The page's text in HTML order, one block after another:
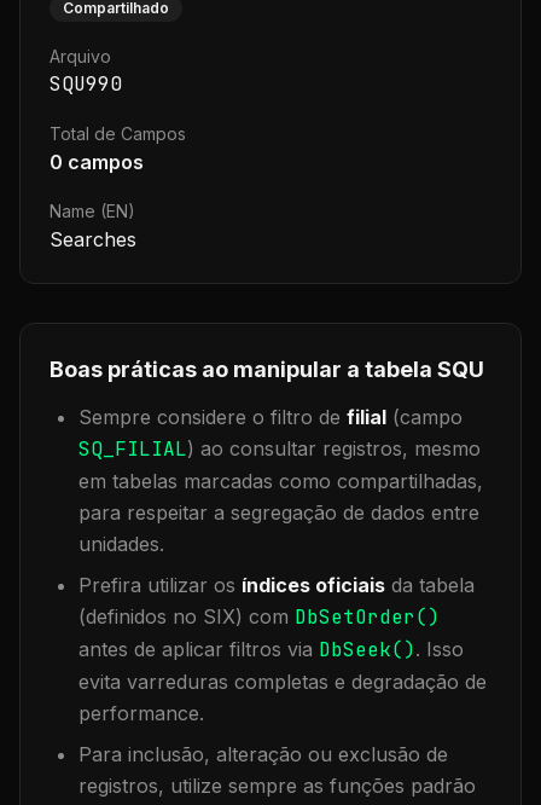
Compartilhado
Arquivo
SQU990
Total de Campos
0 campos
Name (EN)
Searches
Boas práticas ao manipular a tabela SQU
Sempre considere o filtro de filial (campo
SQ_FILIAL) ao consultar registros, mesmo
em tabelas marcadas como compartilhadas,
para respeitar a segregação de dados entre
unidades.
Prefira utilizar os índices oficiais da tabela
(definidos no SIX) com DbSetOrder()
antes de aplicar filtros via DbSeek(). Isso
evita varreduras completas e degradação de
performance.
Para inclusão, alteração ou exclusão de
registros, utilize sempre as funções padrão